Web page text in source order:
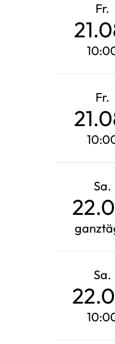
Fr.
Fr.
Sa.
Sa.